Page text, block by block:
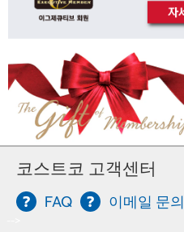
코스트코 고객센터
FAQ 이메일 문의